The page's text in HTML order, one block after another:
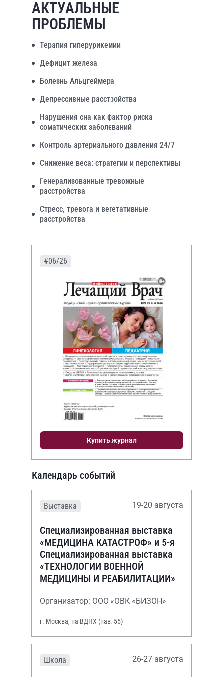
АКТУАЛЬНЫЕ
ПРОБЛЕМЫ
Терапия гиперурикемии
Дефицит железа
Болезнь Альцгеймера
Депрессивные расстройства
Нарушения сна как фактор риска
соматических заболеваний
Контроль артериального давления 24/7
Снижение веса: стратегии и перспективы
Генерализованные тревожные
расстройства
Стресс, тревога и вегетативные
расстройства
#06/26
Купить журнал
Календарь событий
Выставка 19-20 августа
Специализированная выставка
«МЕДИЦИНА КАТАСТРОФ» и 5-я
Специализированная выставка
«ТЕХНОЛОГИИ ВОЕННОЙ
МЕДИЦИНЫ И РЕАБИЛИТАЦИИ»
Организатор: ООО «ОВК «БИЗОН»
г. Москва, на ВДНХ (пав. 55)
Школа 26-27 августа